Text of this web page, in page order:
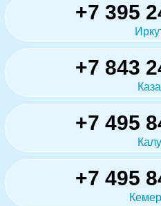
+7 395
+7 843
+7 495
+7 495